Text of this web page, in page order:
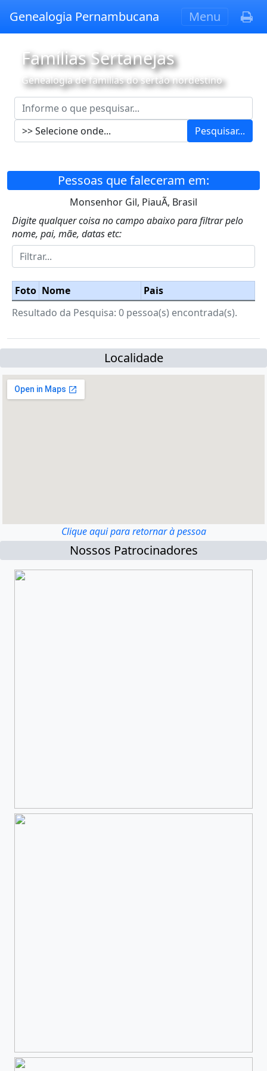
Genealogia Pernambucana Menu
Famílias Sertanejas
Genealogia de famílias do sertão nordestino
Pesquisar...
Pessoas que faleceram em:
Monsenhor Gil, PiauÃ­, Brasil
Digite qualquer coisa no campo abaixo para filtrar pelo
nome, pai, mãe, datas etc:
Foto Nome
Pais
Resultado da Pesquisa: 0 pessoa(s) encontrada(s).
Localidade
Clique aqui para retornar à pessoa
Nossos Patrocinadores